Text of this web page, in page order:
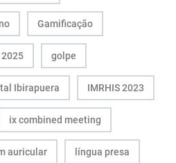
Gamificação
golpe
Ibirapuera IMRHIS 2023
ix combined meeting
auricular língua presa